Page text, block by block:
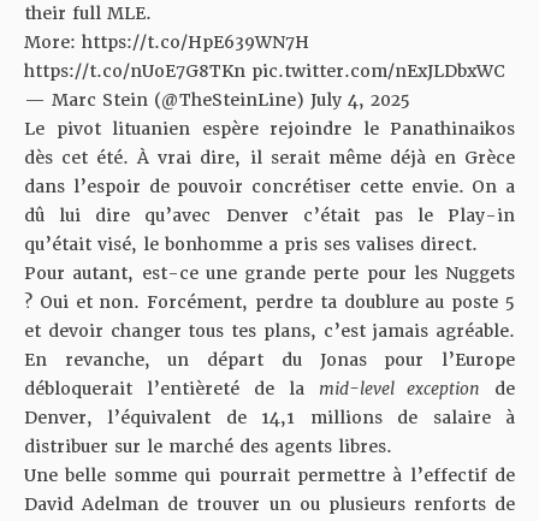
their full MLE.
More: https://t.co/HpE639WN7H
https://t.co/nUoE7G8TKn pic.twitter.com/nExJLDbxWC
— Marc Stein (@TheSteinLine) July 4, 2025
Le pivot lituanien espère rejoindre le Panathinaikos
dès cet été. À vrai dire, il serait même déjà en Grèce
dans l’espoir de pouvoir concrétiser cette envie. On a
dû lui dire qu’avec Denver c’était pas le Play-in
qu’était visé, le bonhomme a pris ses valises direct.
Pour autant, est-ce une grande perte pour les Nuggets
? Oui et non. Forcément, perdre ta doublure au poste 5
et devoir changer tous tes plans, c’est jamais agréable.
En revanche, un départ du Jonas pour l’Europe
débloquerait l’entièreté de la mid-level exception de
Denver, l’équivalent de 14,1 millions de salaire à
distribuer sur le marché des agents libres.
Une belle somme qui pourrait permettre à l’effectif de
David Adelman de trouver un ou plusieurs renforts de